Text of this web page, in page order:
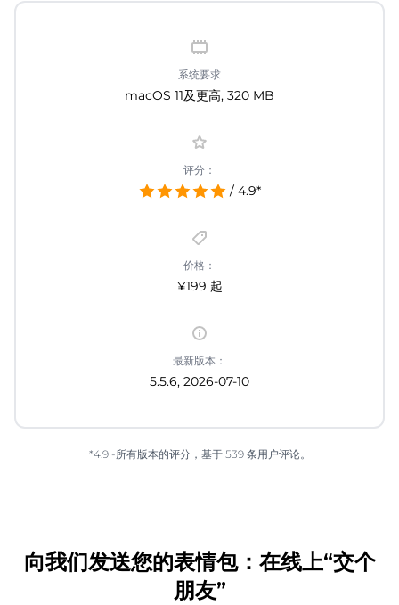
系统要求
macOS 11及更高, 320 MB
评分：
/ 4.9*
价格：
¥199 起
最新版本：
5.5.6, 2026-07-10
*4.9 -所有版本的评分，基于 539 条用户评论。
向我们发送您的表情包：在线上“交个
朋友”